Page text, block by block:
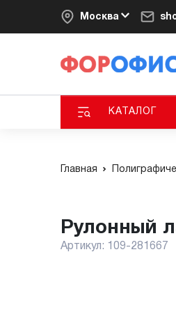
Москва
КАТАЛОГ
Главная
Рулонный
Артикул: 109-281667